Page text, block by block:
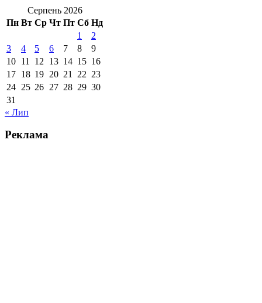
Серпень 2026
Пн Вт Ср Чт Пт Сб Нд
1
2
3
4 5 6 7 8
9
10 11 12 13 14 15 16
17 18 19 20 21 22 23
24 25 26 27 28 29 30
31
« Лип
Реклама